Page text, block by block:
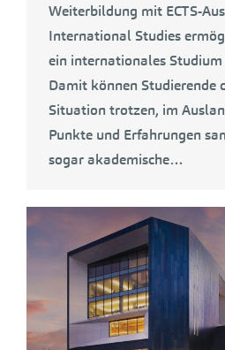
Weiterbildung mit ECTS-
International Studies
ein internationales Studium
Damit können Studierende
Situation trotzen, im
Punkte und Erfahrungen
sogar akademische…